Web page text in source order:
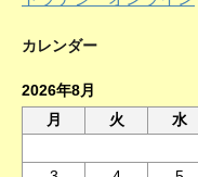
カレンダー
2026年8月
月
火 水